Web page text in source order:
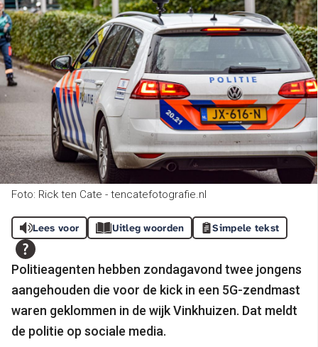
Foto: Rick ten Cate - tencatefotografie.nl
Lees voor Uitleg woorden Simpele tekst
Politieagenten hebben zondagavond twee jongens
aangehouden die voor de kick in een 5G-zendmast
waren geklommen in de wijk Vinkhuizen. Dat meldt
de politie op sociale media.